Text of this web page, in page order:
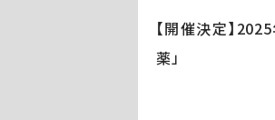
【開催決定】
薬」